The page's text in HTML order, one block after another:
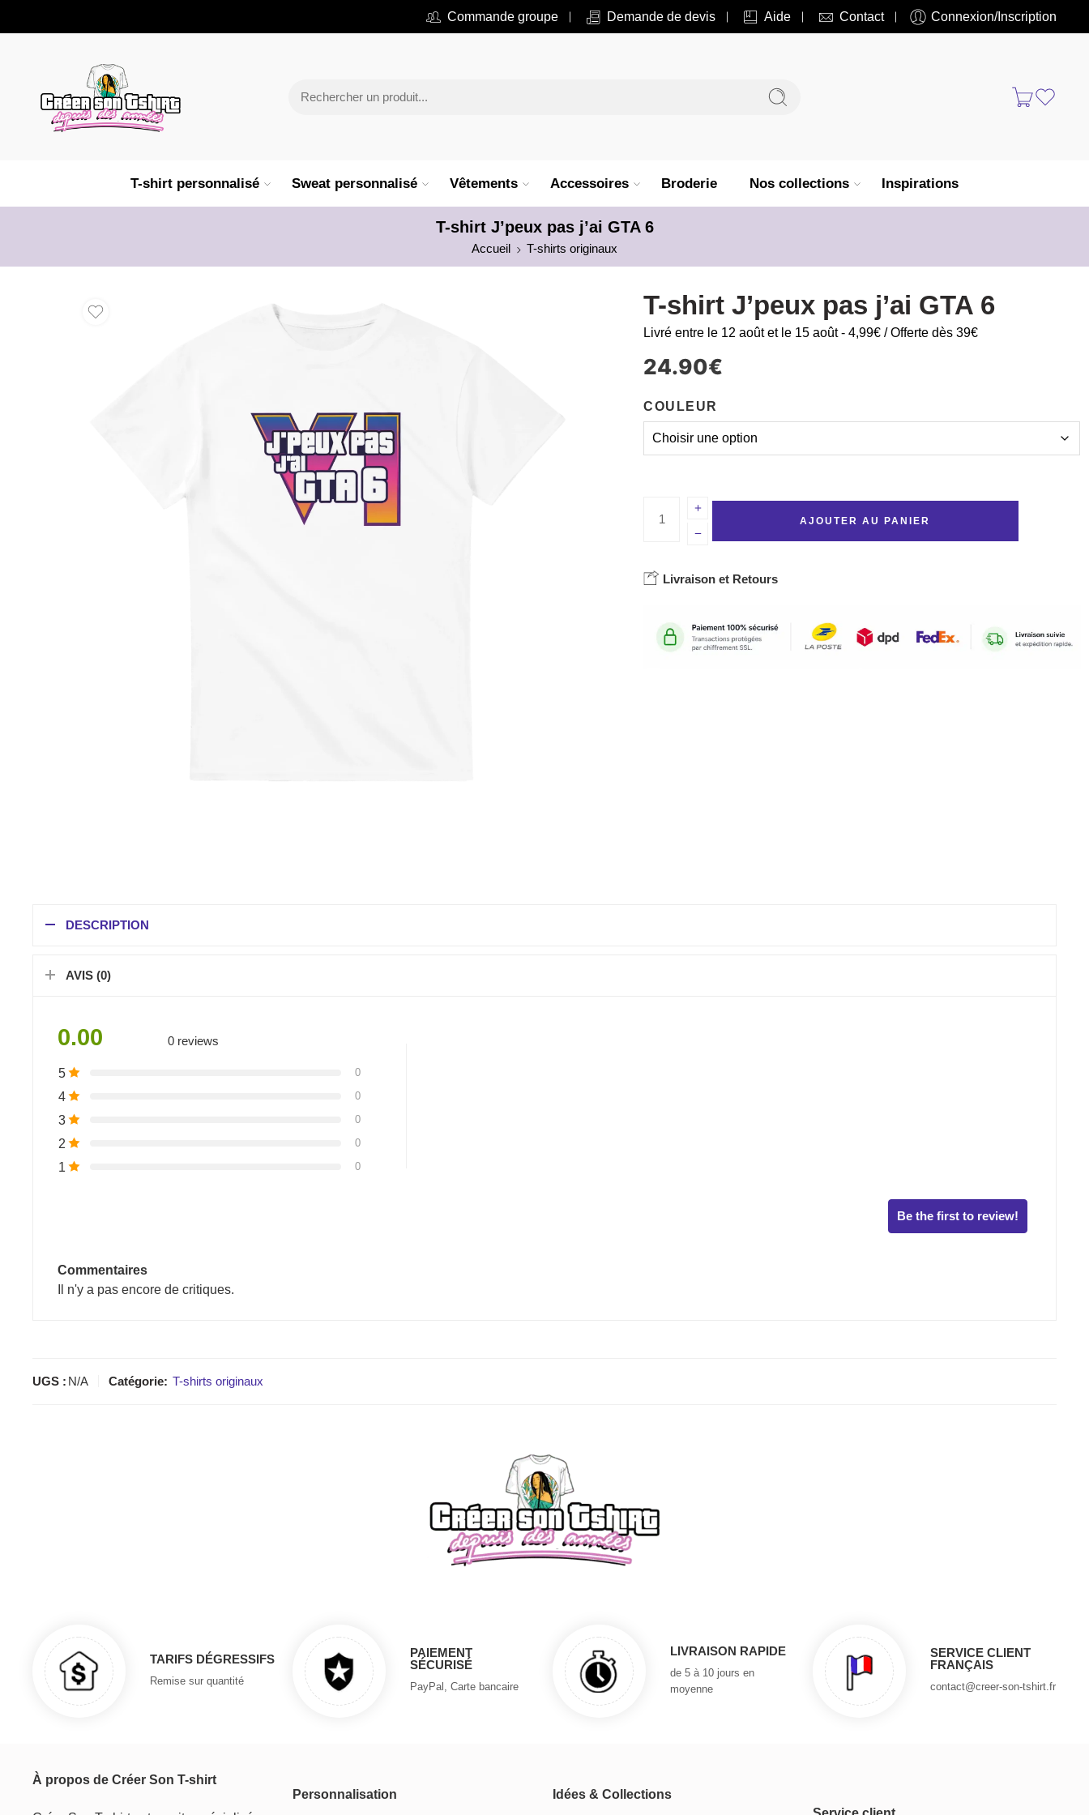
Commande groupe Demande de devis Aide Contact Connexion/Inscription
T-shirt personnalisé Sweat personnalisé Vêtements Accessoires Broderie Nos collections Inspirations
T-shirt J’peux pas j’ai GTA 6
Accueil T-shirts originaux
T-shirt J’peux pas j’ai GTA 6
Livré entre le 12 août et le 15 août - 4,99€ / Offerte dès 39€
24.90€
COULEUR
AJOUTER AU PANIER
Livraison et Retours
DESCRIPTION
AVIS (0)
0.00 0 reviews
5 0
4 0
3 0
2 0
1 0
Be the first to review!
Commentaires
Il n'y a pas encore de critiques.
UGS : N/A Catégorie: T-shirts originaux
TARIFS DÉGRESSIFS
Remise sur quantité
PAIEMENT
SÉCURISÉ
PayPal, Carte bancaire
LIVRAISON RAPIDE
de 5 à 10 jours en
moyenne
SERVICE CLIENT
FRANÇAIS
contact@creer-son-tshirt.fr
À propos de Créer Son T-shirt
Personnalisation
Idées & Collections